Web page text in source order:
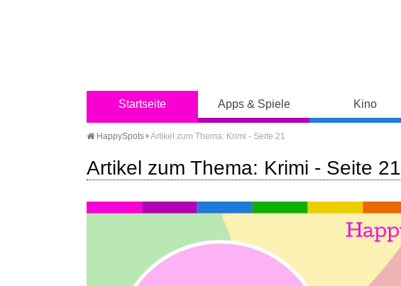
Startseite Apps & Spiele Kino
HappySpots Artikel zum Thema: Krimi - Seite 21
Artikel zum Thema: Krimi - Seite 21